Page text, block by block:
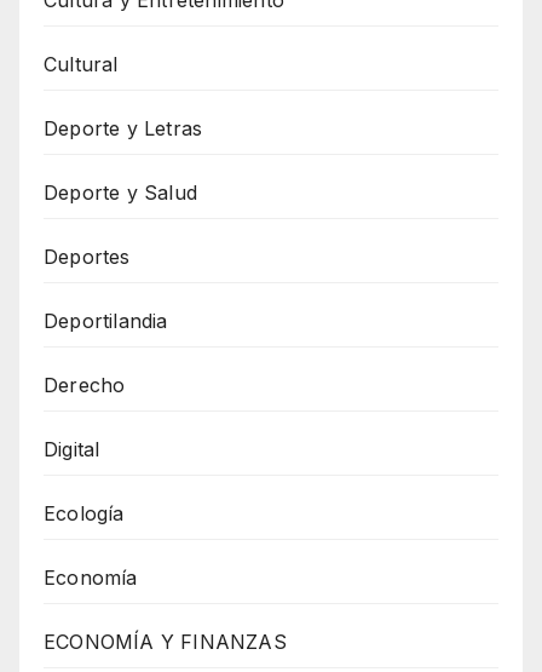
Cultural
Deporte y Letras
Deporte y Salud
Deportes
Deportilandia
Derecho
Digital
Ecología
Economía
ECONOMÍA Y FINANZAS